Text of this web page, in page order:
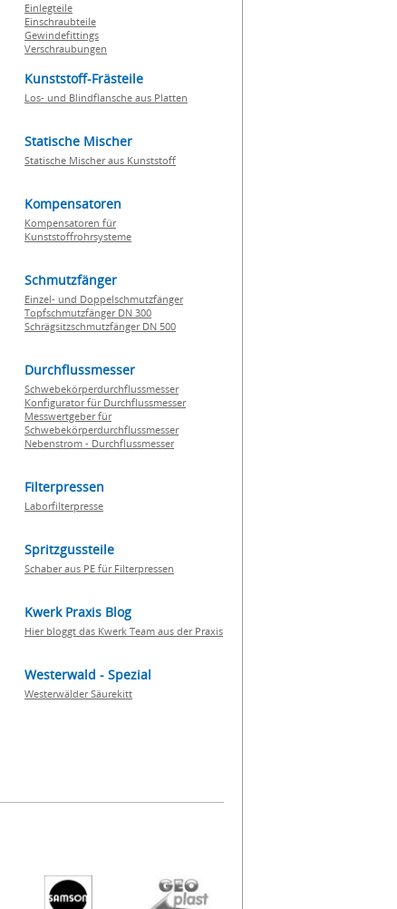
Einlegteile
Einschraubteile
Gewindefittings
Verschraubungen
Kunststoff-Frästeile
Los- und Blindflansche aus Platten
Statische Mischer
Statische Mischer aus Kunststoff
Kompensatoren
Kompensatoren für
Kunststoffrohrsysteme
Schmutzfänger
Einzel- und Doppelschmutzfänger
Topfschmutzfänger DN 300
Schrägsitzschmutzfänger DN 500
Durchflussmesser
Schwebekörperdurchflussmesser
Konfigurator für Durchflussmesser
Messwertgeber für
Schwebekörperdurchflussmesser
Nebenstrom - Durchflussmesser
Filterpressen
Laborfilterpresse
Spritzgussteile
Schaber aus PE für Filterpressen
Kwerk Praxis Blog
Hier bloggt das Kwerk Team aus der Praxis
Westerwald - Spezial
Westerwälder Säurekitt